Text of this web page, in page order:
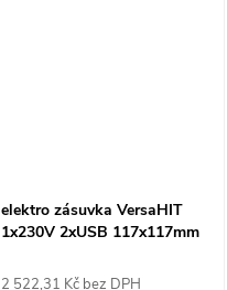
elektro zásuvka VersaHIT
1x230V 2xUSB 117x117mm
2 522,31 Kč bez DPH